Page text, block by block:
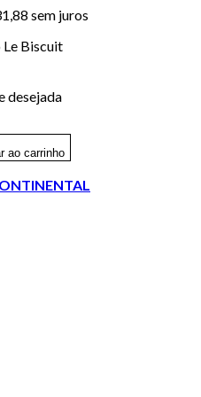
sem juros
Le Biscuit
desejada
ao carrinho